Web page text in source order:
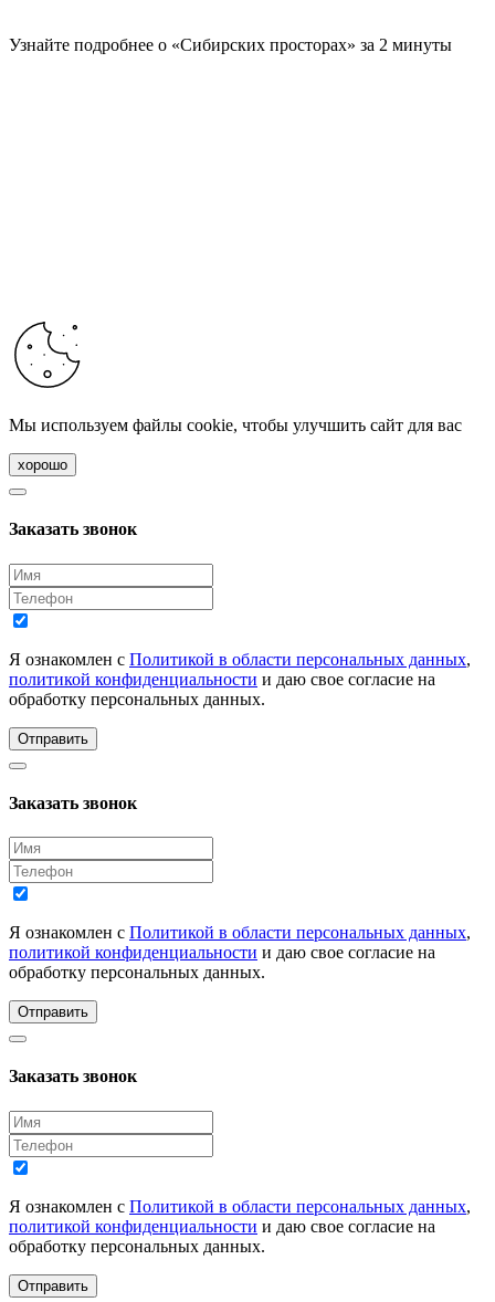
Узнайте подробнее о «Сибирских просторах» за 2 минуты
Мы используем файлы cookie, чтобы улучшить сайт для вас
хорошо
Заказать звонок
Я ознакомлен с Политикой в области персональных данных,
политикой конфиденциальности и даю свое согласие на
обработку персональных данных.
Отправить
Заказать звонок
Я ознакомлен с Политикой в области персональных данных,
политикой конфиденциальности и даю свое согласие на
обработку персональных данных.
Отправить
Заказать звонок
Я ознакомлен с Политикой в области персональных данных,
политикой конфиденциальности и даю свое согласие на
обработку персональных данных.
Отправить